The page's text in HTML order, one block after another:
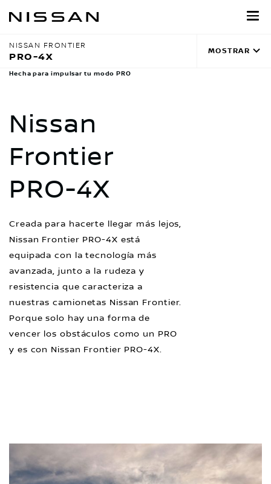
al
principal
NISSAN FRONTIER
PRO-4X MOSTRAR
Nissan
Frontier
PRO-4X
Hecha para impulsar tu modo PRO
Creada para hacerte llegar más lejos,
Nissan Frontier PRO-4X está
equipada con la tecnología más
avanzada, junto a la rudeza y
resistencia que caracteriza a
nuestras camionetas Nissan Frontier.
Porque solo hay una forma de
vencer los obstáculos como un PRO
y es con Nissan Frontier PRO-4X.